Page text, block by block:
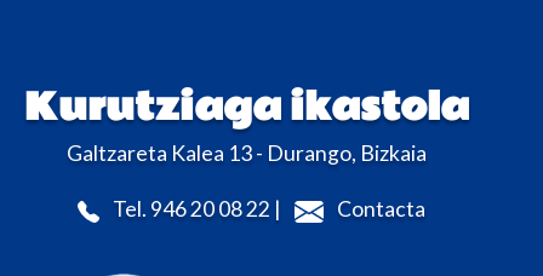
Kurutziaga ikastola
Galtzareta Kalea 13 - Durango, Bizkaia
Tel. 946 20 08 22 | Contacta